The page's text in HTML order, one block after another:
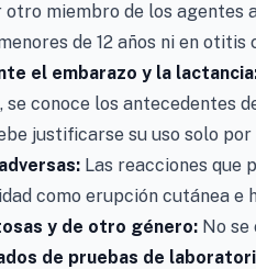
miembro de los agentes
de 12 años ni en
el embarazo y la
conoce los antecedentes
justificarse su uso solo
Las reacciones que
como erupción cutánea e
y de otro género: No se
de pruebas de